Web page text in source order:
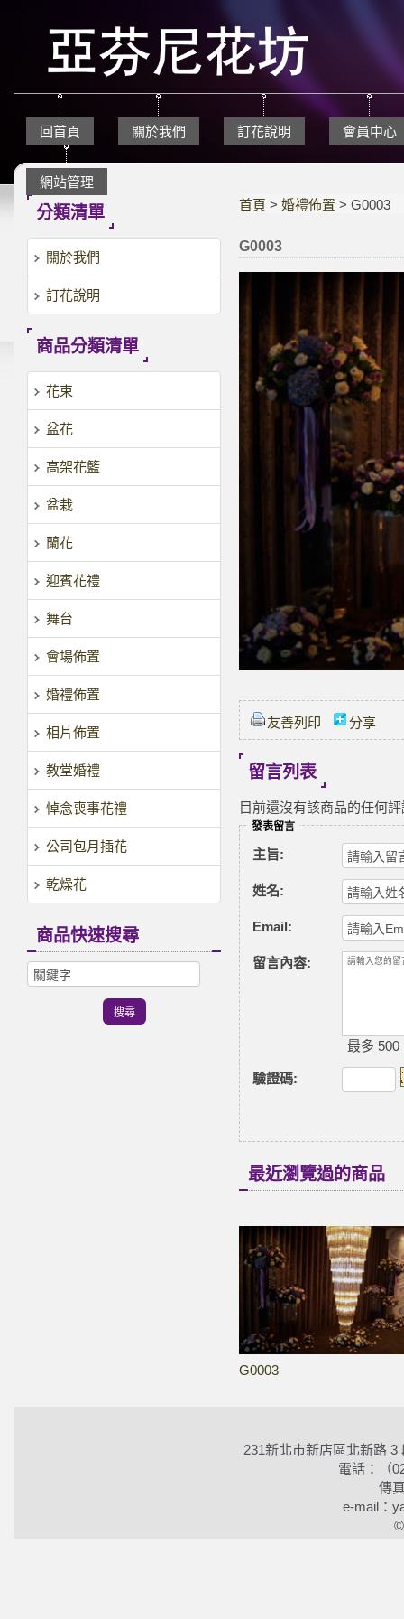
回首頁 關於我們 訂花說明 會員中心
網站管理
分類清單
關於我們
訂花說明
商品分類清單
花束
盆花
高架花籃
盆栽
蘭花
迎賓花禮
舞台
會場佈置
婚禮佈置
相片佈置
教堂婚禮
悼念喪事花禮
公司包月插花
乾燥花
商品快速搜尋
首頁 >婚禮佈置 > G0003
G0003
友善列印 分享
留言列表
目前還沒有該商品的任何
發表留言
主旨:
姓名:
Email:
留言內容:
最多 500
驗證碼:
最近瀏覽過的商品
G0003
231新北市新店區北新路
電話：（
傳
e-mail：